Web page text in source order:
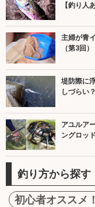
【釣り人
主婦が青
（第3回）
堤防際に
しづらい？
アユルア
ングロッ
釣り方から探す
初心者オススメ！